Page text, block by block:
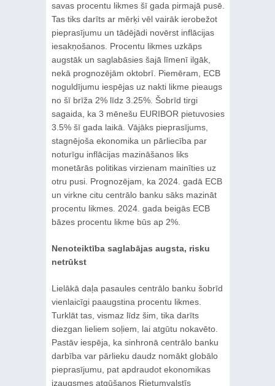
savas procentu likmes šī gada pirmajā pusē.
Tas tiks darīts ar mērķi vēl vairāk ierobežot
pieprasījumu un tādējādi novērst inflācijas
iesakņošanos. Procentu likmes uzkāps
augstāk un saglabāsies šajā līmenī ilgāk,
nekā prognozējām oktobrī. Piemēram, ECB
noguldījumu iespējas uz nakti likme pieaugs
no šī brīža 2% līdz 3.25%. Šobrīd tirgi
sagaida, ka 3 mēnešu EURIBOR pietuvosies
3.5% šī gada laikā. Vājāks pieprasījums,
stagnējoša ekonomika un pārliecība par
noturīgu inflācijas mazināšanos liks
monetārās politikas virzienam mainīties uz
otru pusi. Prognozējam, ka 2024. gadā ECB
un virkne citu centrālo banku sāks mazināt
procentu likmes. 2024. gada beigās ECB
bāzes procentu likme būs ap 2%.
Nenoteiktība saglabājas augsta, risku
netrūkst
Lielākā daļa pasaules centrālo banku šobrīd
vienlaicīgi paaugstina procentu likmes.
Turklāt tas, vismaz līdz šim, tika darīts
diezgan lieliem soļiem, lai atgūtu nokavēto.
Pastāv iespēja, ka sinhronā centrālo banku
darbība var pārlieku daudz nomākt globālo
pieprasījumu, pat apdraudot ekonomikas
izaugsmes atgūšanos Rietumvalstīs